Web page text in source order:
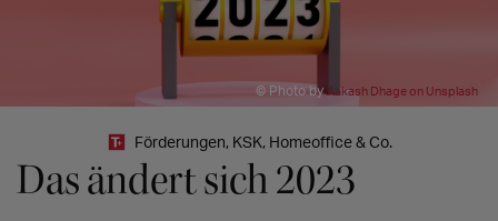
© Photo byAakash Dhage on Unsplash
Förderungen, KSK, Homeoffice & Co.
Das ändert sich 2023